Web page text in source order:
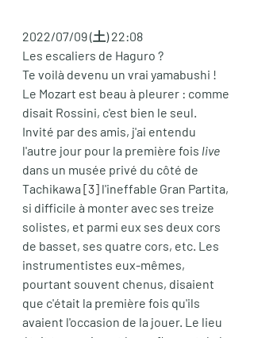
2022/07/09 (土) 22:08
Les escaliers de Haguro ?
Te voilà devenu un vrai yamabushi !
Le Mozart est beau à pleurer : comme
disait Rossini, c'est bien le seul.
Invité par des amis, j'ai entendu
l'autre jour pour la première fois live
dans un musée privé du côté de
Tachikawa [3] l'ineffable Gran Partita,
si difficile à monter avec ses treize
solistes, et parmi eux ses deux cors
de basset, ses quatre cors, etc. Les
instrumentistes eux-mêmes,
pourtant souvent chenus, disaient
que c'était la première fois qu'ils
avaient l'occasion de la jouer. Le lieu